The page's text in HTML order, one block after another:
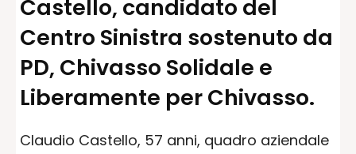
Castello, candidato del
Centro Sinistra sostenuto da
PD, Chivasso Solidale e
Liberamente per Chivasso.
Claudio Castello, 57 anni, quadro aziendale